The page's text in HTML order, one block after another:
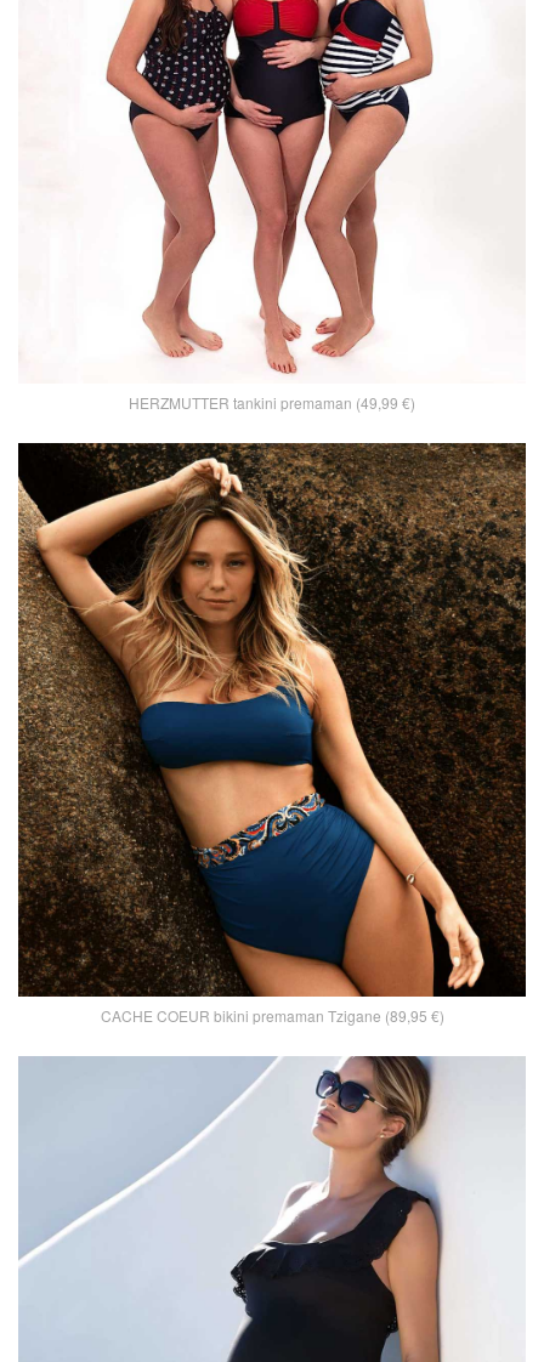
HERZMUTTER tankini premaman (49,99 €)
CACHE COEUR bikini premaman Tzigane (89,95 €)